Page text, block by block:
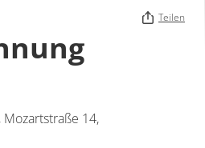
Teilen
Mozartstraße 14,